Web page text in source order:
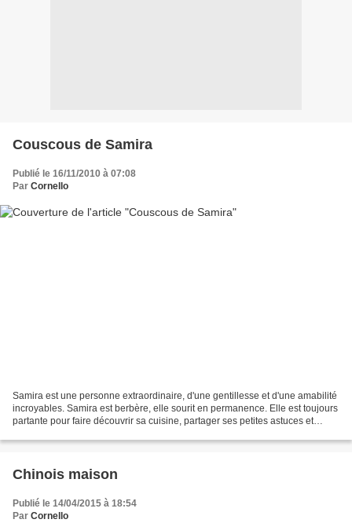
Couscous de Samira
Publié le 16/11/2010 à 07:08
Par Cornello
Samira est une personne extraordinaire, d'une gentillesse et d'une amabilité
incroyables. Samira est berbère, elle sourit en permanence. Elle est toujours
partante pour faire découvrir sa cuisine, partager ses petites astuces et
Chinois maison
Publié le 14/04/2015 à 18:54
Par Cornello